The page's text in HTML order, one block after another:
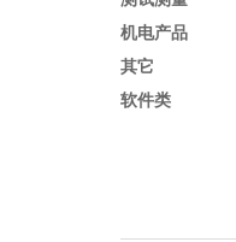
机电产品
其它
软件类